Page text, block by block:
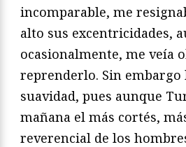
incomparable, me
alto sus excentricidades,
ocasionalmente, me veía
reprenderlo. Sin embargo
suavidad, pues aunque
mañana el más cortés,
reverencial de los